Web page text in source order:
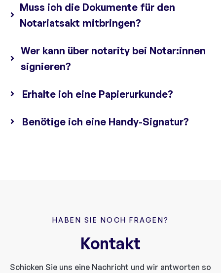
Muss ich die Dokumente für den
Notariatsakt mitbringen?
Wer kann über notarity bei Notar:innen
signieren?
Erhalte ich eine Papierurkunde?
Benötige ich eine Handy-Signatur?
HABEN SIE NOCH FRAGEN?
Kontakt
Schicken Sie uns eine Nachricht und wir antworten so